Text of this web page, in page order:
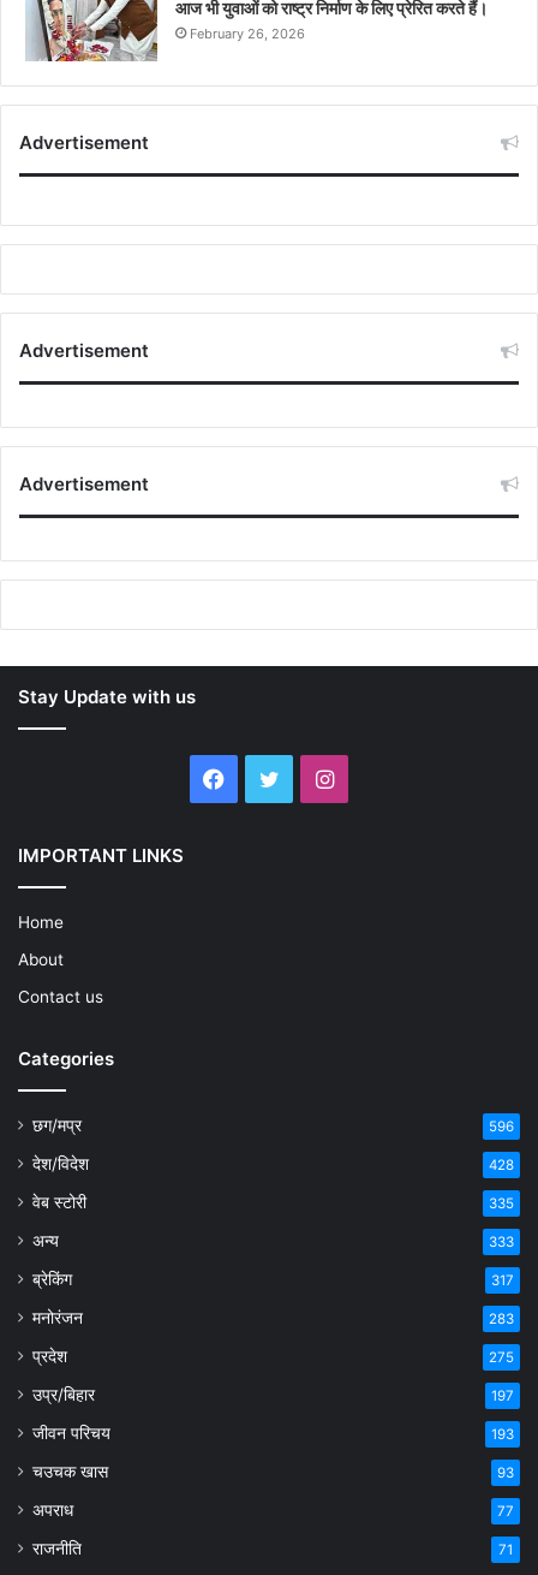
आज भी युवाओं को राष्ट्र निर्माण के लिए प्रेरित करते हैं।
February 26, 2026
Advertisement
Advertisement
Advertisement
Stay Update with us
Facebook
TwitterInstagram
IMPORTANT LINKS
Home
About
Contact us
Categories
छग/मप्र 596
देश/विदेश 428
वेब स्टोरी 335
अन्य 333
ब्रेकिंग 317
मनोरंजन 283
प्रदेश 275
उप्र/बिहार 197
जीवन परिचय 193
चउचक खास 93
अपराध 77
राजनीति 71